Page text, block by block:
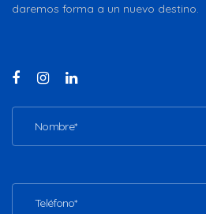
daremos forma a un nuevo destino.